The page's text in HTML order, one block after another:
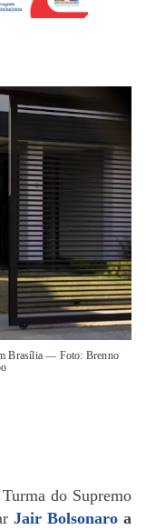
Brasília — Foto: Brenno
do Supremo
Jair Bolsonaro a